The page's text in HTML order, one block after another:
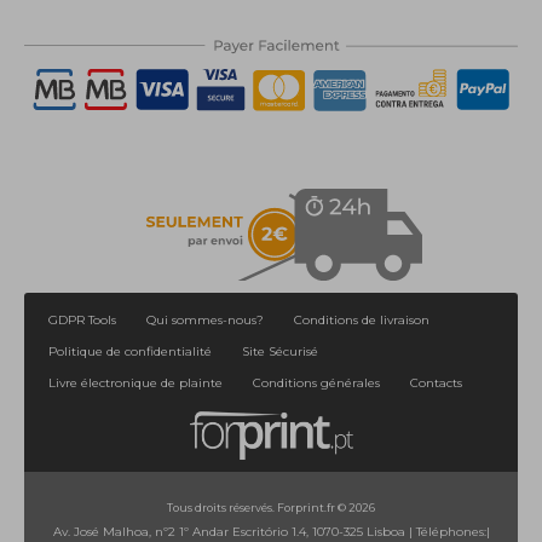
GDPR Tools Qui sommes-nous?
Conditions de livraison
Politique de confidentialité
Site Sécurisé
Livre électronique de plainte
Conditions générales Contacts
Tous droits réservés. Forprint.fr © 2026
Av. José Malhoa, nº2 1º Andar Escritório 1.4, 1070-325 Lisboa | Téléphones:|